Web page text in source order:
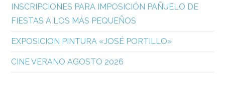
INSCRIPCIONES PARA IMPOSICIÓN PAÑUELO DE
FIESTAS A LOS MÁS PEQUEÑOS
EXPOSICION PINTURA «JOSÉ PORTILLO»
CINE VERANO AGOSTO 2026